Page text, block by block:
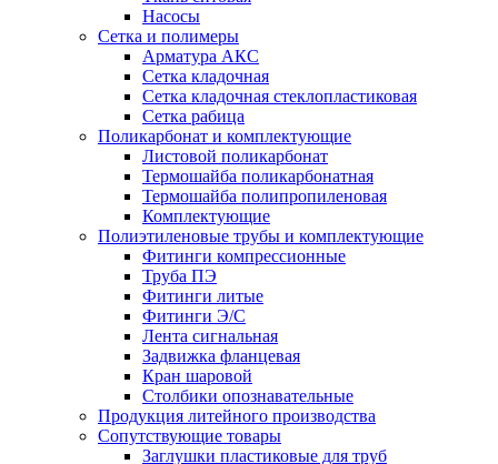
Насосы
Сетка и полимеры
Арматура АКС
Сетка кладочная
Сетка кладочная стеклопластиковая
Сетка рабица
Поликарбонат и комплектующие
Листовой поликарбонат
Термошайба поликарбонатная
Термошайба полипропиленовая
Комплектующие
Полиэтиленовые трубы и комплектующие
Фитинги компрессионные
Труба ПЭ
Фитинги литые
Фитинги Э/С
Лента сигнальная
Задвижка фланцевая
Кран шаровой
Столбики опознавательные
Продукция литейного производства
Сопутствующие товары
Заглушки пластиковые для труб